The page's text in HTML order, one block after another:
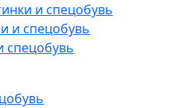
и спецобувь
и спецобувь
спецобувь